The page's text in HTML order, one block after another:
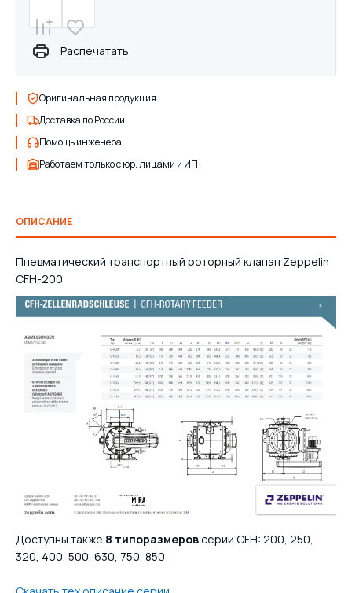
Распечатать
Оригинальная продукция
Доставка по России
Помощь инженера
Работаем только с юр. лицами и ИП
ОПИСАНИЕ
Пневматический транспортный роторный клапан Zeppelin
CFH-200
Доступны также 8 типоразмеровсерии CFH: 200, 250,
320, 400, 500, 630, 750, 850